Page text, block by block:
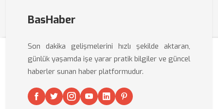
BasHaber
Son dakika gelişmelerini hızlı şekilde aktaran,
günlük yaşamda işe yarar pratik bilgiler ve güncel
haberler sunan haber platformudur.